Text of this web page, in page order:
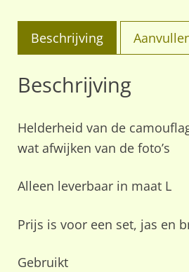
Beschrijving
Beschrijving
Helderheid van de
wat afwijken van de foto’s
Alleen leverbaar in maat L
Prijs is voor een set, jas en
Gebruikt